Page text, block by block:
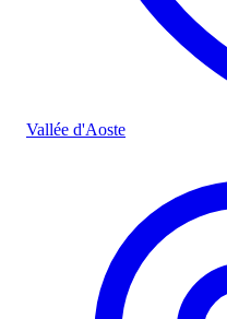
Vallée d'Aoste